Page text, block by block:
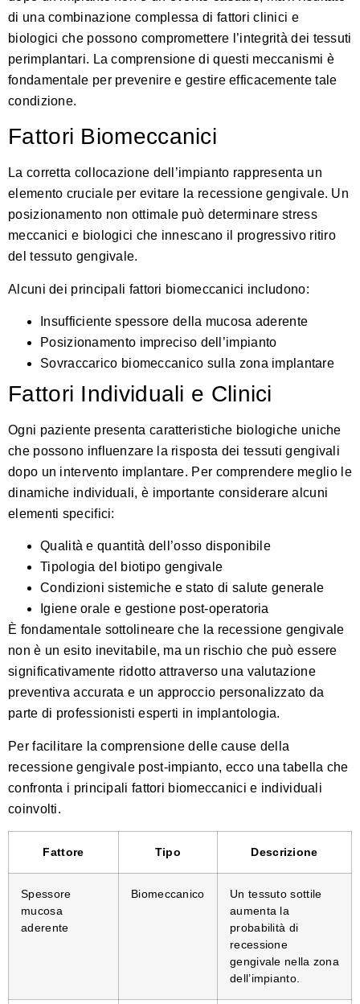
di una combinazione complessa di fattori clinici e
biologici che possono compromettere l’integrità dei tessuti
perimplantari. La comprensione di questi meccanismi è
fondamentale per prevenire e gestire efficacemente tale
condizione.
Fattori Biomeccanici
La corretta collocazione dell’impianto rappresenta un
elemento cruciale per evitare la recessione gengivale. Un
posizionamento non ottimale può determinare stress
meccanici e biologici che innescano il progressivo ritiro
del tessuto gengivale.
Alcuni dei principali fattori biomeccanici includono:
Insufficiente spessore della mucosa aderente
Posizionamento impreciso dell’impianto
Sovraccarico biomeccanico sulla zona implantare
Fattori Individuali e Clinici
Ogni paziente presenta caratteristiche biologiche uniche
che possono influenzare la risposta dei tessuti gengivali
dopo un intervento implantare. Per comprendere meglio le
dinamiche individuali, è importante considerare alcuni
elementi specifici:
Qualità e quantità dell’osso disponibile
Tipologia del biotipo gengivale
Condizioni sistemiche e stato di salute generale
Igiene orale e gestione post-operatoria
È fondamentale sottolineare che la recessione gengivale
non è un esito inevitabile, ma un rischio che può essere
significativamente ridotto attraverso una valutazione
preventiva accurata e un approccio personalizzato da
parte di professionisti esperti in implantologia.
Per facilitare la comprensione delle cause della
recessione gengivale post-impianto, ecco una tabella che
confronta i principali fattori biomeccanici e individuali
coinvolti.
Fattore Tipo Descrizione
Spessore
mucosa
aderente
Biomeccanico
Un tessuto sottile
aumenta la
probabilità di
recessione
gengivale nella zona
dell’impianto.